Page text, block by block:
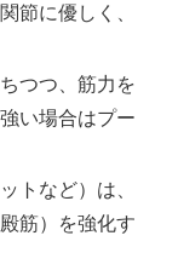
節に優しく、
つつ、筋力を
い場合はプー
トなど）は、
筋）を強化す